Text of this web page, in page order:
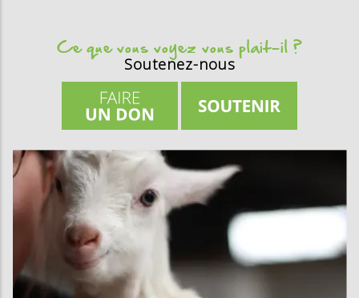
Ce que vous voyez vous plait-il ?
Soutenez-nous